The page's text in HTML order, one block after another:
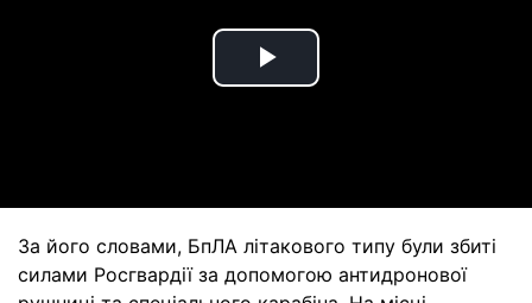
Play
За його словами, БпЛА літакового типу були збиті
силами Росгвардії за допомогою антидронової